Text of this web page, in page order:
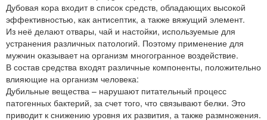
Дубовая кора входит в список средств, обладающих высокой
эффективностью, как антисептик, а также вяжущий элемент.
Из неё делают отвары, чай и настойки, используемые для
устранения различных патологий. Поэтому применение для
мужчин оказывает на организм многогранное воздействие.
В состав средства входят различные компоненты, положительно
влияющие на организм человека:
Дубильные вещества – нарушают питательный процесс
патогенных бактерий, за счет того, что связывают белки. Это
приводит к снижению уровня их развития, а также размножения.